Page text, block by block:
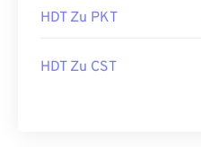
HDT Zu PKT
HDT Zu CST